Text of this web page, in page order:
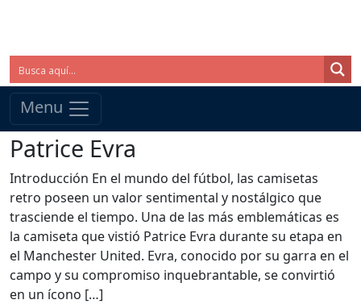
Menu
Patrice Evra
Introducción En el mundo del fútbol, las camisetas
retro poseen un valor sentimental y nostálgico que
trasciende el tiempo. Una de las más emblemáticas es
la camiseta que vistió Patrice Evra durante su etapa en
el Manchester United. Evra, conocido por su garra en el
campo y su compromiso inquebrantable, se convirtió
en un ícono […]